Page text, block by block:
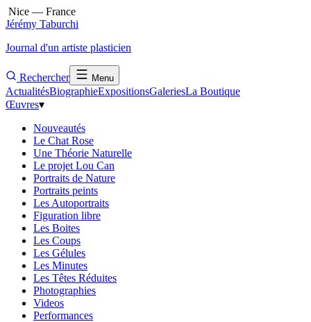
Nice — France
Jérémy Taburchi
Journal d'un artiste plasticien
Rechercher Menu
ActualitésBiographieExpositionsGaleriesLa Boutique
Œuvres▾
Nouveautés
Le Chat Rose
Une Théorie Naturelle
Le projet Lou Can
Portraits de Nature
Portraits peints
Les Autoportraits
Figuration libre
Les Boites
Les Coups
Les Gélules
Les Minutes
Les Têtes Réduites
Photographies
Videos
Performances